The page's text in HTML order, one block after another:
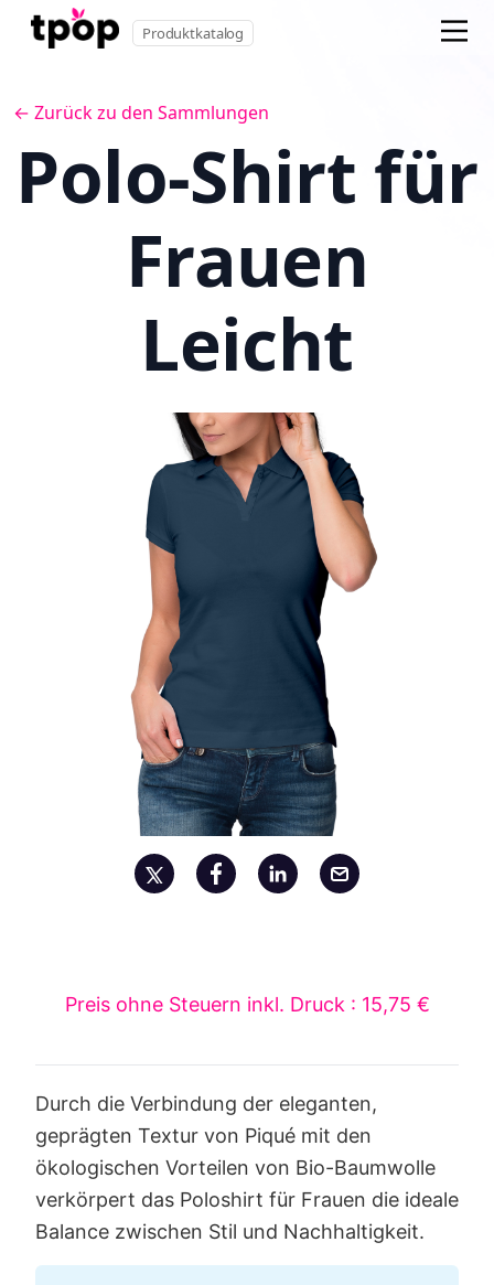
Produktkatalog
← Zurück zu den Sammlungen
Polo-Shirt für
Frauen
Leicht
Preis ohne Steuern inkl. Druck : 15,75 €
Durch die Verbindung der eleganten,
geprägten Textur von Piqué mit den
ökologischen Vorteilen von Bio-Baumwolle
verkörpert das Poloshirt für Frauen die ideale
Balance zwischen Stil und Nachhaltigkeit.